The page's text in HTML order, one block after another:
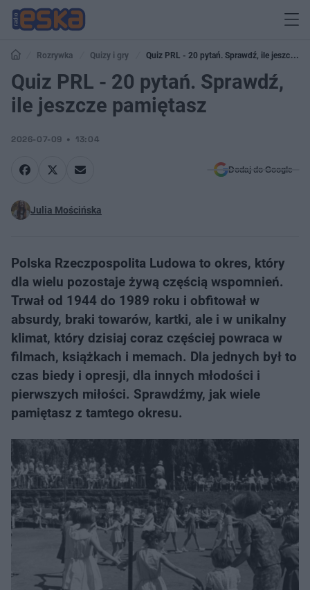
Rozrywka Quizy i gry
Quiz PRL - 20 pytań. Sprawdź, ile jeszcze
pamiętasz
Quiz PRL - 20 pytań. Sprawdź,
ile jeszcze pamiętasz
2026-07-09 13:04
Dodaj do Google
Julia Mościńska
Polska Rzeczpospolita Ludowa to okres, który
dla wielu pozostaje żywą częścią wspomnień.
Trwał od 1944 do 1989 roku i obfitował w
absurdy, braki towarów, kartki, ale i w unikalny
klimat, który dzisiaj coraz częściej powraca w
filmach, książkach i memach. Dla jednych był to
czas biedy i opresji, dla innych młodości i
pierwszych miłości. Sprawdźmy, jak wiele
pamiętasz z tamtego okresu.